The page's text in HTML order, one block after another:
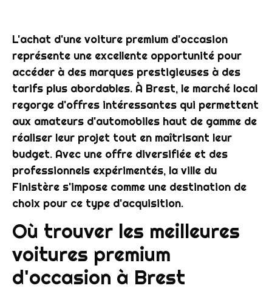
L'achat d'une voiture premium d'occasion
représente une excellente opportunité pour
accéder à des marques prestigieuses à des
tarifs plus abordables. À Brest, le marché local
regorge d'offres intéressantes qui permettent
aux amateurs d'automobiles haut de gamme de
réaliser leur projet tout en maîtrisant leur
budget. Avec une offre diversifiée et des
professionnels expérimentés, la ville du
Finistère s'impose comme une destination de
choix pour ce type d'acquisition.
Où trouver les meilleures
voitures premium
d'occasion à Brest